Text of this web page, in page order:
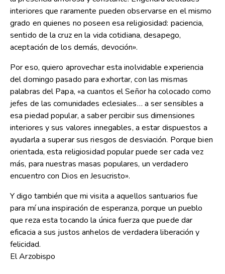
interiores que raramente pueden observarse en el mismo
grado en quienes no poseen esa religiosidad: paciencia,
sentido de la cruz en la vida cotidiana, desapego,
aceptación de los demás, devoción».
Por eso, quiero aprovechar esta inolvidable experiencia
del domingo pasado para exhortar, con las mismas
palabras del Papa, «a cuantos el Señor ha colocado como
jefes de las comunidades eclesiales… a ser sensibles a
esa piedad popular, a saber percibir sus dimensiones
interiores y sus valores innegables, a estar dispuestos a
ayudarla a superar sus riesgos de desviación. Porque bien
orientada, esta religiosidad popular puede ser cada vez
más, para nuestras masas populares, un verdadero
encuentro con Dios en Jesucristo».
Y digo también que mi visita a aquellos santuarios fue
para mí una inspiración de esperanza, porque un pueblo
que reza esta tocando la única fuerza que puede dar
eficacia a sus justos anhelos de verdadera liberación y
felicidad.
El Arzobispo